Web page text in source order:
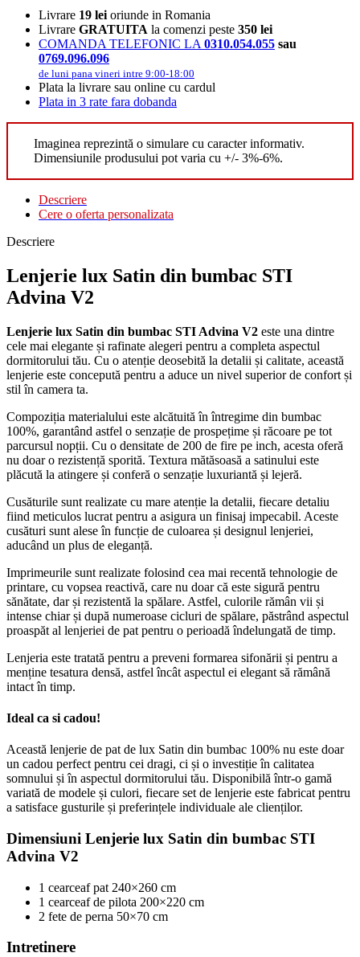
Livrare 19 lei oriunde in Romania
Livrare GRATUITA la comenzi peste 350 lei
COMANDA TELEFONIC LA 0310.054.055 sau
0769.096.096
de luni pana vineri intre 9:00-18:00
Plata la livrare sau online cu cardul
Plata in 3 rate fara dobanda
Imaginea reprezintă o simulare cu caracter informativ.
Dimensiunile produsului pot varia cu +/- 3%-6%.
Descriere
Cere o oferta personalizata
Descriere
Lenjerie lux Satin din bumbac STI
Advina V2
Lenjerie lux Satin din bumbac STI Advina V2 este una dintre
cele mai elegante și rafinate alegeri pentru a completa aspectul
dormitorului tău. Cu o atenție deosebită la detalii și calitate, această
lenjerie este concepută pentru a aduce un nivel superior de confort și
stil în camera ta.
Compoziția materialului este alcătuită în întregime din bumbac
100%, garantând astfel o senzație de prospețime și răcoare pe tot
parcursul nopții. Cu o densitate de 200 de fire pe inch, acesta oferă
nu doar o rezistență sporită. Textura mătăsoasă a satinului este
plăcută la atingere și conferă o senzație luxuriantă și lejeră.
Cusăturile sunt realizate cu mare atenție la detalii, fiecare detaliu
fiind meticulos lucrat pentru a asigura un finisaj impecabil. Aceste
cusături sunt alese în funcție de culoarea și designul lenjeriei,
aducând un plus de eleganță.
Imprimeurile sunt realizate folosind cea mai recentă tehnologie de
printare, cu vopsea reactivă, care nu doar că este sigură pentru
sănătate, dar și rezistentă la spălare. Astfel, culorile rămân vii și
intense chiar și după numeroase cicluri de spălare, păstrând aspectul
proaspăt al lenjeriei de pat pentru o perioadă îndelungată de timp.
Lenjeria este tratată pentru a preveni formarea sifonării și pentru a
menține tesatura densă, astfel încât aspectul ei elegant să rămână
intact în timp.
Ideal ca si cadou!
Această lenjerie de pat de lux Satin din bumbac 100% nu este doar
un cadou perfect pentru cei dragi, ci și o investiție în calitatea
somnului și în aspectul dormitorului tău. Disponibilă într-o gamă
variată de modele și culori, fiecare set de lenjerie este fabricat pentru
a satisface gusturile și preferințele individuale ale clienților.
Dimensiuni Lenjerie lux Satin din bumbac STI
Advina V2
1 cearceaf pat 240×260 cm
1 cearceaf de pilota 200×220 cm
2 fete de perna 50×70 cm
Intretinere